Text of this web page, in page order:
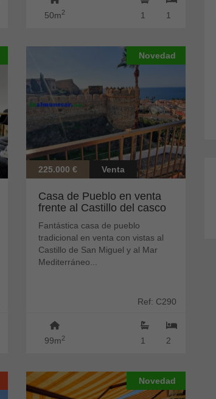
50m2 1
1
Novedad
225.000 € Venta
Casa de Pueblo en venta
frente al Castillo del casco
Fantástica casa de pueblo
tradicional en venta con vistas al
Castillo de San Miguel y al Mar
Mediterráneo...
Ref: C290
99m2 2
1
Novedad